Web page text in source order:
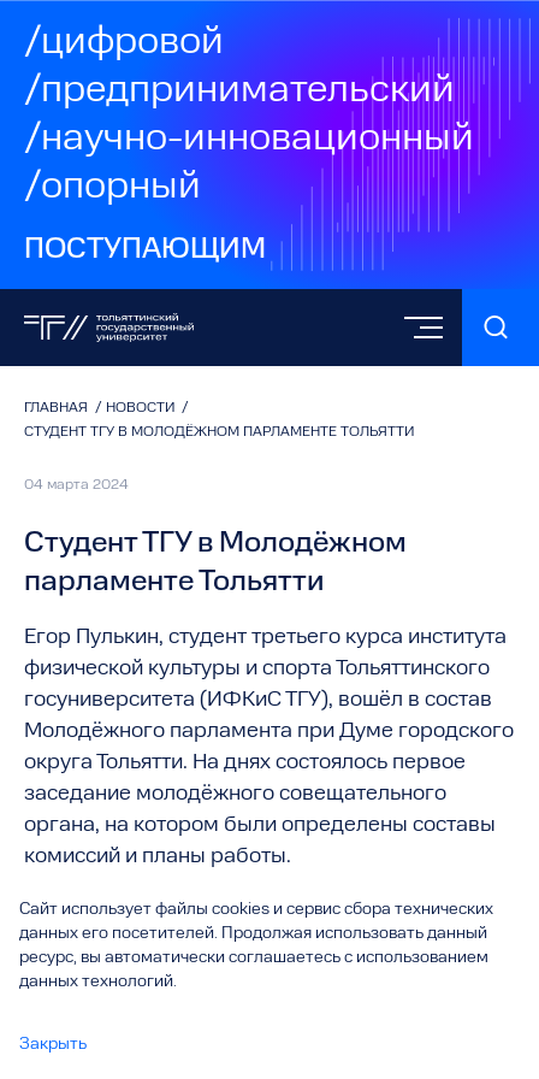
/цифровой
/предпринимательский
/научно-инновационный
/опорный
ПОСТУПАЮЩИМ
ГЛАВНАЯ / НОВОСТИ /
СТУДЕНТ ТГУ В МОЛОДЁЖНОМ ПАРЛАМЕНТЕ ТОЛЬЯТТИ
04 марта 2024
Студент ТГУ в Молодёжном
парламенте Тольятти
Егор Пулькин, студент третьего курса института
физической культуры и спорта Тольяттинского
госуниверситета (ИФКиС ТГУ), вошёл в состав
Молодёжного парламента при Думе городского
округа Тольятти. На днях состоялось первое
заседание молодёжного совещательного
органа, на котором были определены составы
комиссий и планы работы.
Сайт использует файлы cookies и сервис сбора технических
данных его посетителей. Продолжая использовать данный
ресурс, вы автоматически соглашаетесь с использованием
данных технологий.
Закрыть